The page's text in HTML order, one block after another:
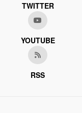
TWITTER
YOUTUBE
RSS